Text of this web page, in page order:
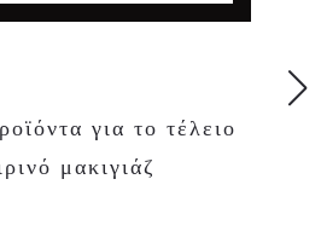
για το τέλειο
μακιγιάζ